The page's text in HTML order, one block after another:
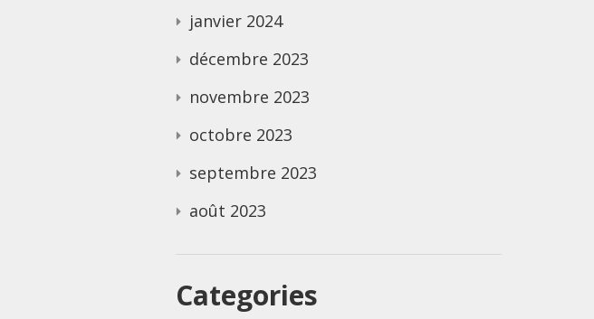
janvier 2024
décembre 2023
novembre 2023
octobre 2023
septembre 2023
août 2023
Categories